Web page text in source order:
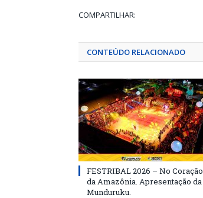
COMPARTILHAR:
CONTEÚDO RELACIONADO
FESTRIBAL 2026 – No Coração
da Amazônia. Apresentação da
Munduruku.